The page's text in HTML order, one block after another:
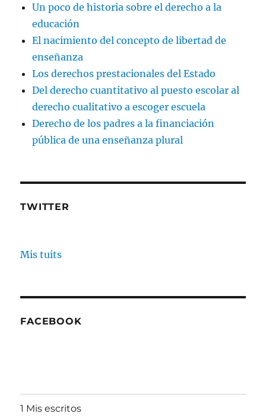
Un poco de historia sobre el derecho a la
educación
El nacimiento del concepto de libertad de
enseñanza
Los derechos prestacionales del Estado
Del derecho cuantitativo al puesto escolar al
derecho cualitativo a escoger escuela
Derecho de los padres a la financiación
pública de una enseñanza plural
TWITTER
Mis tuits
FACEBOOK
1 Mis escritos